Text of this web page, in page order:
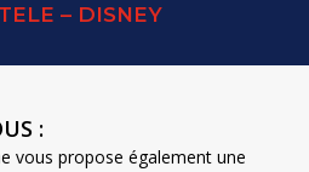
– DISNEY
:
vous propose également une